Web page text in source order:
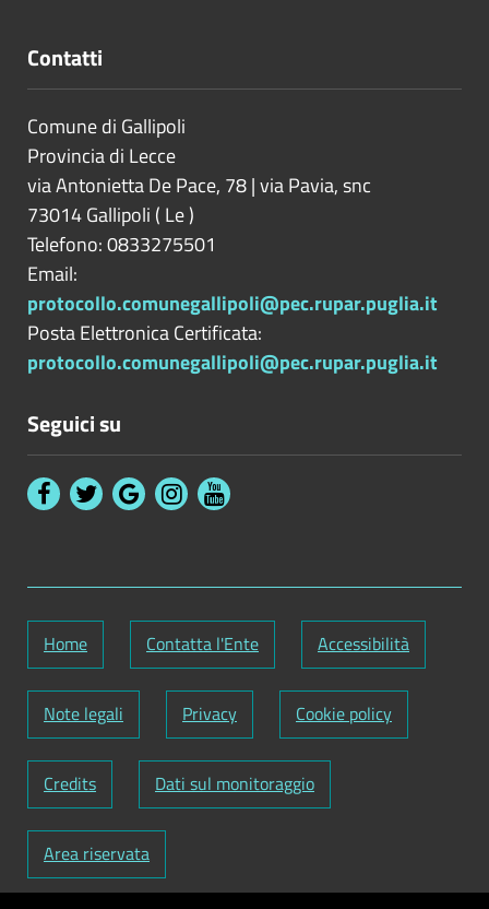
Contatti
Comune di Gallipoli
Provincia di Lecce
via Antonietta De Pace, 78 | via Pavia, snc
73014Gallipoli ( Le)
Telefono: 0833275501
Email:
protocollo.comunegallipoli@pec.rupar.puglia.it
Posta Elettronica Certificata:
protocollo.comunegallipoli@pec.rupar.puglia.it
Seguici su
Home Contatta l'Ente Accessibilità
Note legali Privacy Cookie policy
Credits Dati sul monitoraggio
Area riservata